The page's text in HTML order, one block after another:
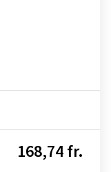
168,74 fr.